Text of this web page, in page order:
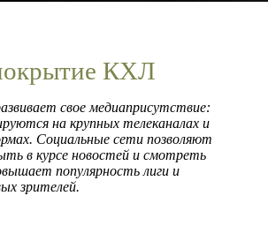
КХЛ
свое медиаприсутствие:
на крупных телеканалах и
Социальные сети позволяют
в курсе новостей и смотреть
популярность лиги и
зрителей.